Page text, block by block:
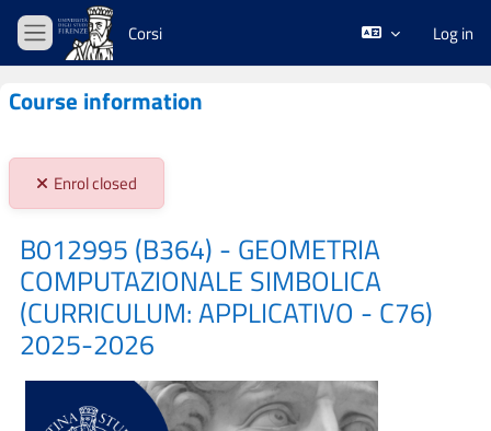
Skip to main content
Side panel
Corsi Log in
Course information
Stato iscrizioni:
Enrol closed
B012995 (B364) - GEOMETRIA
COMPUTAZIONALE SIMBOLICA
(CURRICULUM: APPLICATIVO - C76)
2025-2026